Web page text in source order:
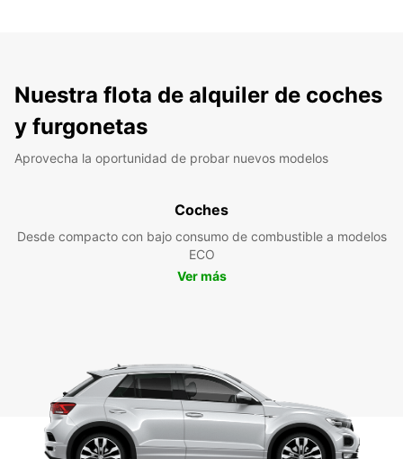
Nuestra flota de alquiler de coches
y furgonetas
Aprovecha la oportunidad de probar nuevos modelos
Coches
Desde compacto con bajo consumo de combustible a modelos
ECO
Ver más